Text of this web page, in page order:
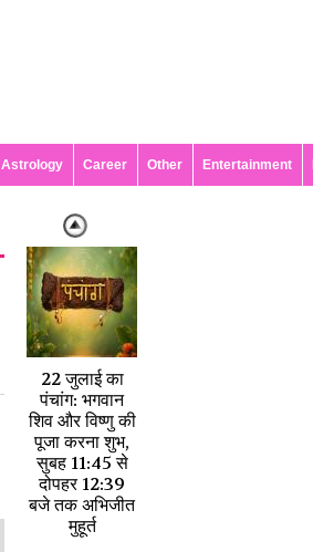
Astrology Career Other Entertainment
22 जुलाई का
पंचांग: भगवान
शिव और विष्णु की
पूजा करना शुभ,
सुबह 11:45 से
दोपहर 12:39
बजे तक अभिजीत
मुहूर्त